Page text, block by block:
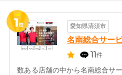
愛知県清須市
名南総合サー
11件
数ある店舗の中から名南総合サ